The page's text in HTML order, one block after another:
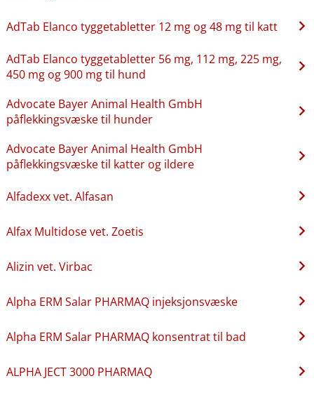
AdTab Elanco tyggetabletter 12 mg og 48 mg til katt
AdTab Elanco tyggetabletter 56 mg, 112 mg, 225 mg,
450 mg og 900 mg til hund
Advocate Bayer Animal Health GmbH
påflekkingsvæske til hunder
Advocate Bayer Animal Health GmbH
påflekkingsvæske til katter og ildere
Alfadexx vet. Alfasan
Alfax Multidose vet. Zoetis
Alizin vet. Virbac
Alpha ERM Salar PHARMAQ injeksjonsvæske
Alpha ERM Salar PHARMAQ konsentrat til bad
ALPHA JECT 3000 PHARMAQ